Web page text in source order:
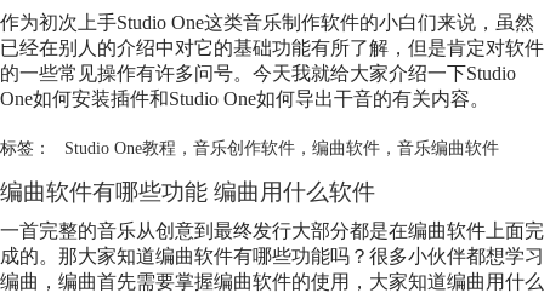
作为初次上手Studio One这类音乐制作软件的小白们来说，虽然
已经在别人的介绍中对它的基础功能有所了解，但是肯定对软件
的一些常见操作有许多问号。今天我就给大家介绍一下Studio
One如何安装插件和Studio One如何导出干音的有关内容。
标签： Studio One教程 ， 音乐创作软件， 编曲软件， 音乐编曲软件
编曲软件有哪些功能 编曲用什么软件
一首完整的音乐从创意到最终发行大部分都是在编曲软件上面完
成的。那大家知道编曲软件有哪些功能吗？很多小伙伴都想学习
编曲，编曲首先需要掌握编曲软件的使用，大家知道编曲用什么